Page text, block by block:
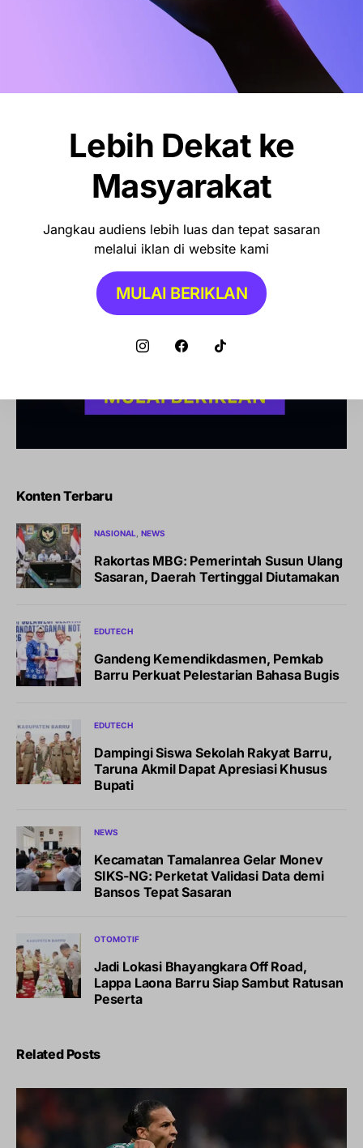
Konten Terbaru
NASIONAL NEWS
Rakortas MBG: Pemerintah Susun Ulang
Sasaran, Daerah Tertinggal Diutamakan
EDUTECH
Gandeng Kemendikdasmen, Pemkab
Barru Perkuat Pelestarian Bahasa Bugis
EDUTECH
Dampingi Siswa Sekolah Rakyat Barru,
Taruna Akmil Dapat Apresiasi Khusus
Bupati
NEWS
Kecamatan Tamalanrea Gelar Monev
SIKS-NG: Perketat Validasi Data demi
Bansos Tepat Sasaran
OTOMOTIF
Jadi Lokasi Bhayangkara Off Road,
Lappa Laona Barru Siap Sambut Ratusan
Peserta
Related Posts
Lebih Dekat ke
Masyarakat
Jangkau audiens lebih luas dan tepat sasaran
melalui iklan di website kami
MULAI BERIKLAN